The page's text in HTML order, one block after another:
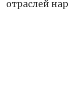
отраслей